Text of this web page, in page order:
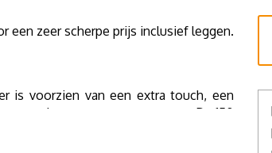
een zeer scherpe prijs inclusief leggen.
is voorzien van een extra touch, een
dus een extra textuur toe. De 150
met 2 unieke dessins per